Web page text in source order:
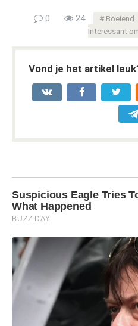
0 24 Boeiend
Interessant
Vond je het artikel